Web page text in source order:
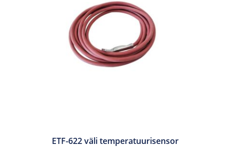
ETF-622 väli temperatuurisensor